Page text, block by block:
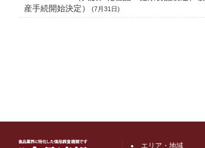
産手続開始決定）
(7月31日)
エリア・地域